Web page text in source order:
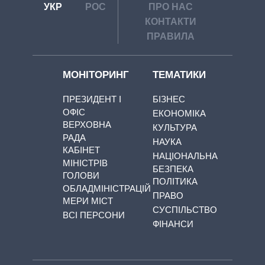
УКР РОС
ПРО НАС
КОНТАКТИ
ПРАВИЛА
МОНІТОРИНГ
ПРЕЗИДЕНТ І
ОФІС
ВЕРХОВНА
РАДА
КАБІНЕТ
МІНІСТРІВ
ГОЛОВИ
ОБЛАДМІНІСТРАЦІЙ
МЕРИ МІСТ
ВСІ ПЕРСОНИ
ТЕМАТИКИ
БІЗНЕС
ЕКОНОМІКА
КУЛЬТУРА
НАУКА
НАЦІОНАЛЬНА
БЕЗПЕКА
ПОЛІТИКА
ПРАВО
СУСПІЛЬСТВО
ФІНАНСИ